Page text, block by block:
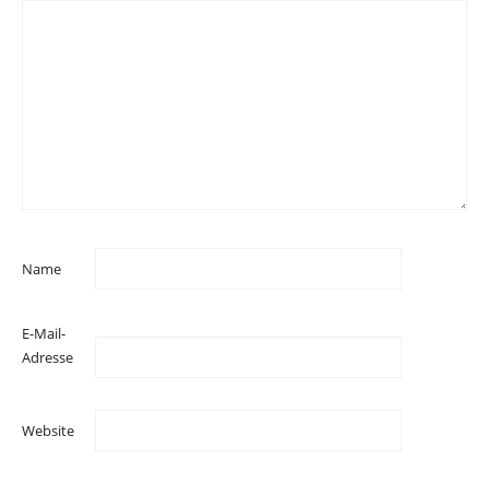
Name
E-Mail-
Adresse
Website